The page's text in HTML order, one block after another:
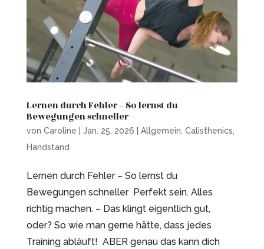
Lernen durch Fehler – So lernst du
Bewegungen schneller
von Caroline Jan. 25, 2026 Allgemein Calisthenics
Handstand
Lernen durch Fehler – So lernst du
Bewegungen schneller Perfekt sein. Alles
richtig machen. – Das klingt eigentlich gut,
oder? So wie man gerne hätte, dass jedes
Training abläuft! ABER genau das kann dich